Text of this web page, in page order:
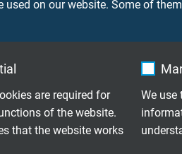
used on our website. Some of
are required for
of the website.
that the website works
We
DATA